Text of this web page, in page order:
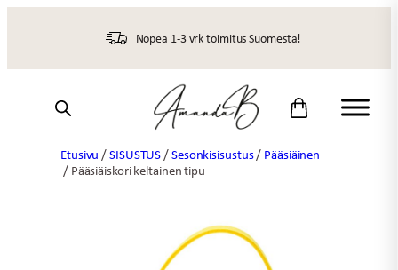
Nopea 1-3 vrk toimitus Suomesta!
Etusivu /SISUSTUS/Sesonkisisustus/ Pääsiäinen
/ Pääsiäiskori keltainen tipu